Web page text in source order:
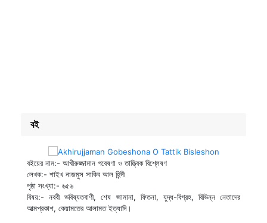
বই
বইয়ের নাম:- আখীরুজ্জামান গবেষণা ও তাত্ত্বিক বিশ্লেষণ
লেখক:- শাইখ নাজমুস সাকিব আল হিন্দী
পৃষ্ঠা সংখ্যা:- ৬৫৬
বিষয়:- নববী ভবিষ্যতবাণী, শেষ জামানা, ফিতনা, যুদ্ধ-বিগ্রহ, বিভিন্ন নেতাদের
আত্মপ্রকাশ, কেয়ামতের আলামত ইত্যাদি।